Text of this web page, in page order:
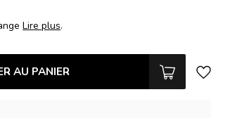
Lire plus.
AU PANIER